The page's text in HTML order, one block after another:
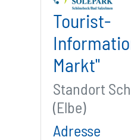
Tourist-
Markt"
Standort
(Elbe)
Adresse